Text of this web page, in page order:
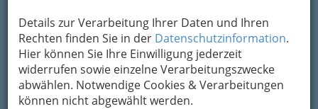
Details zur Verarbeitung Ihrer Daten und Ihren
Rechten finden Sie in der Datenschutzinformation.
Hier können Sie Ihre Einwilligung jederzeit
widerrufen sowie einzelne Verarbeitungszwecke
abwählen. Notwendige Cookies & Verarbeitungen
können nicht abgewählt werden.